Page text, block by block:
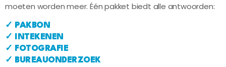
moeten worden meer. Één pakket biedt alle antwoorden:
✓ PAKBON
✓
INTEKENEN
✓ FOTOGRAFIE
✓ BUREAUONDERZOEK